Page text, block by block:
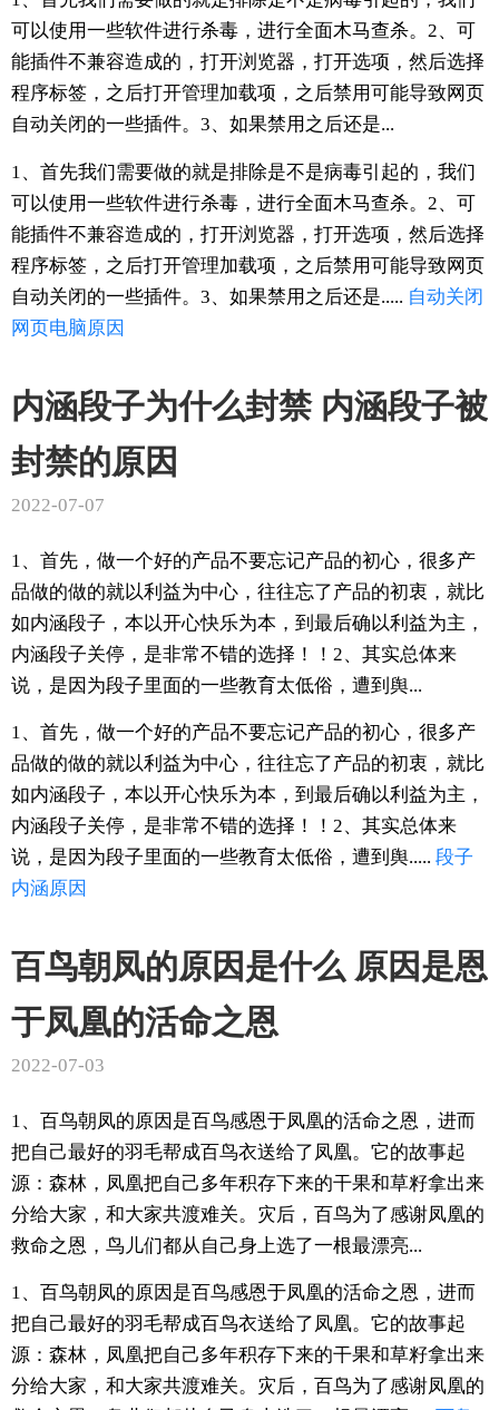
可以使用一些软件进行杀毒，进行全面木马查杀。2、可
能插件不兼容造成的，打开浏览器，打开选项，然后选择
程序标签，之后打开管理加载项，之后禁用可能导致网页
自动关闭的一些插件。3、如果禁用之后还是...
1、首先我们需要做的就是排除是不是病毒引起的，我们
可以使用一些软件进行杀毒，进行全面木马查杀。2、可
能插件不兼容造成的，打开浏览器，打开选项，然后选择
程序标签，之后打开管理加载项，之后禁用可能导致网页
自动关闭的一些插件。3、如果禁用之后还是..... 自动关闭
网页电脑原因
内涵段子为什么封禁 内涵段子被
封禁的原因
2022-07-07
1、首先，做一个好的产品不要忘记产品的初心，很多产
品做的做的就以利益为中心，往往忘了产品的初衷，就比
如内涵段子，本以开心快乐为本，到最后确以利益为主，
内涵段子关停，是非常不错的选择！！2、其实总体来
说，是因为段子里面的一些教育太低俗，遭到舆...
1、首先，做一个好的产品不要忘记产品的初心，很多产
品做的做的就以利益为中心，往往忘了产品的初衷，就比
如内涵段子，本以开心快乐为本，到最后确以利益为主，
内涵段子关停，是非常不错的选择！！2、其实总体来
说，是因为段子里面的一些教育太低俗，遭到舆..... 段子
内涵原因
百鸟朝凤的原因是什么 原因是恩
于凤凰的活命之恩
2022-07-03
1、百鸟朝凤的原因是百鸟感恩于凤凰的活命之恩，进而
把自己最好的羽毛帮成百鸟衣送给了凤凰。它的故事起
源：森林，凤凰把自己多年积存下来的干果和草籽拿出来
分给大家，和大家共渡难关。灾后，百鸟为了感谢凤凰的
救命之恩，鸟儿们都从自己身上选了一根最漂亮...
1、百鸟朝凤的原因是百鸟感恩于凤凰的活命之恩，进而
把自己最好的羽毛帮成百鸟衣送给了凤凰。它的故事起
源：森林，凤凰把自己多年积存下来的干果和草籽拿出来
分给大家，和大家共渡难关。灾后，百鸟为了感谢凤凰的